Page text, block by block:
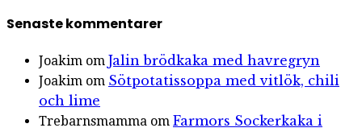
Senaste kommentarer
Joakim om Jalin brödkaka med havregryn
Joakim om Sötpotatissoppa med vitlök, chili
och lime
Trebarnsmamma om Farmors Sockerkaka i